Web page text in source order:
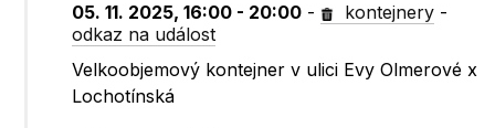
05. 11. 2025, 16:00 - 20:00 - kontejnery -
odkaz na událost
Velkoobjemový kontejner v ulici Evy Olmerové x
Lochotínská